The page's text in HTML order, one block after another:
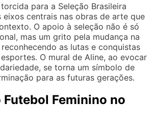
para a Seleção Brasileira
eixos centrais nas obras de arte que
O apoio à seleção não é só
mas um grito pela mudança na
as lutas e conquistas
O mural de Aline, ao evocar
se torna um símbolo de
para as futuras gerações.
Futebol Feminino no